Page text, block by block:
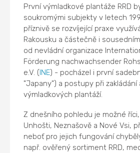
První výmladkové plantáže RRD
soukromými subjekty v letech
příznivě se rozvíjející praxe
Rakousku a částečně i
od nevládní organizace
Förderung nachwachsender
e.V. (INE) - pocházel i první
"Japany") a postupy při
výmladkových plantáží.
Z dnešního pohledu je možné
Unhošti, Neznašově a Nové Vsi,
neboť pro jejich fungování
např. ověřený sortiment RRD,